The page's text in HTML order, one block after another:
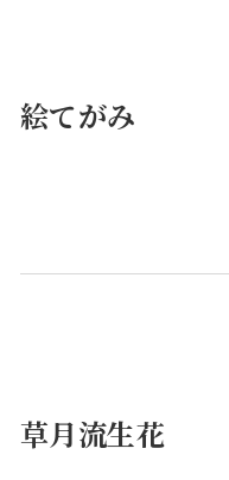
絵てがみ
草月流生花